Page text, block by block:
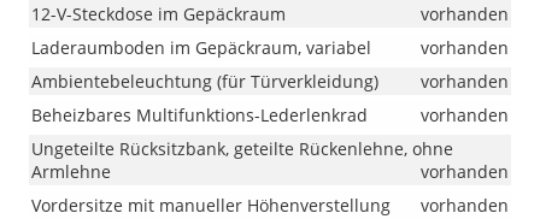
12-V-Steckdose im Gepäckraum
vorhanden
Laderaumboden im Gepäckraum, variabel
vorhanden
Ambientebeleuchtung (für Türverkleidung)
vorhanden
Beheizbares Multifunktions-Lederlenkrad
vorhanden
Ungeteilte Rücksitzbank, geteilte Rückenlehne, ohne
Armlehne
vorhanden
Vordersitze mit manueller Höhenverstellung
vorhanden